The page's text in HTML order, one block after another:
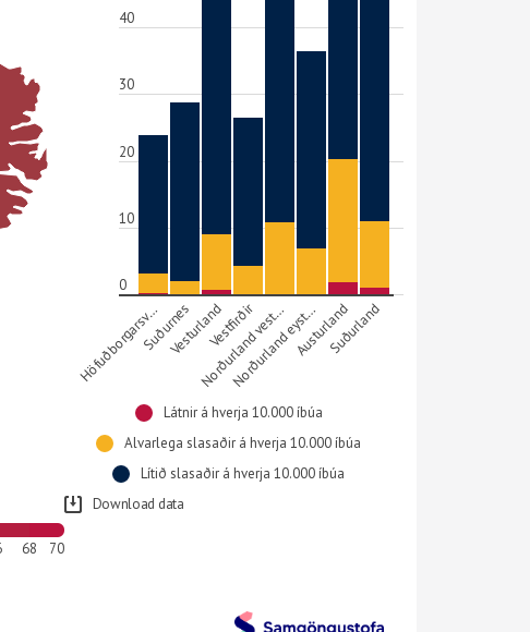
40
30
20
10
0
Höfuðborgarsv…SuðurnesVesturlandVestfirðir
N
o
r
ð
u
r
l
a
n
d
v
e
s
t
…
N
o
r
ð
u
r
l
a
n
d
e
y
s
t
…
AusturlandSuðurland
Látnir á hverja 10.000 íbúa
Alvarlega slasaðir á hverja 10.000 íbúa
Lítið slasaðir á hverja 10.000 íbúa
Download data
68
70